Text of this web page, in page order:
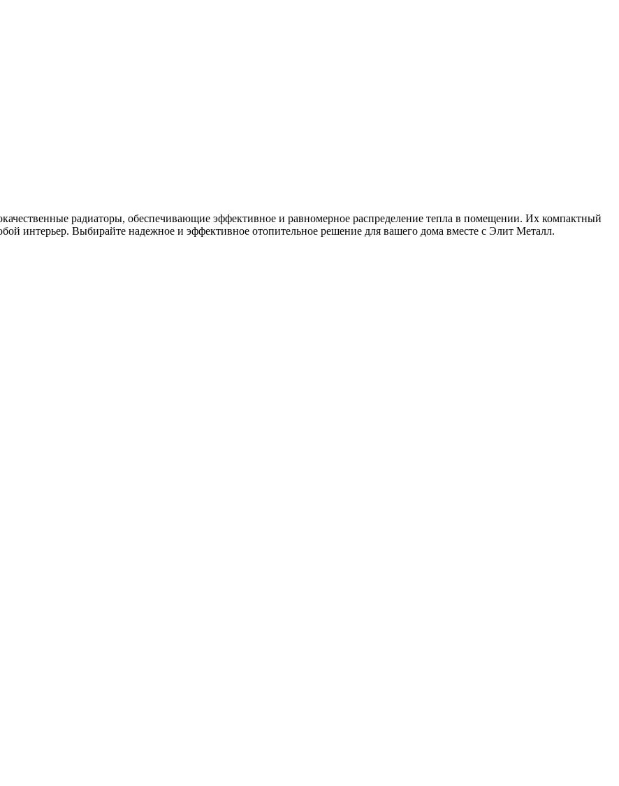
радиаторы, обеспечивающие эффективное и равномерное распределение тепла в помещении. Их компактный
интерьер. Выбирайте надежное и эффективное отопительное решение для вашего дома вместе с Элит Металл.